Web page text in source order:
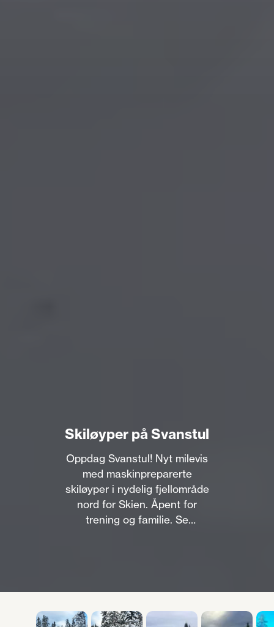
Skiløyper på Svanstul
Oppdag Svanstul! Nyt milevis
med maskinpreparerte
skiløyper i nydelig fjellområde
nord for Skien. Åpent for
trening og familie. Se